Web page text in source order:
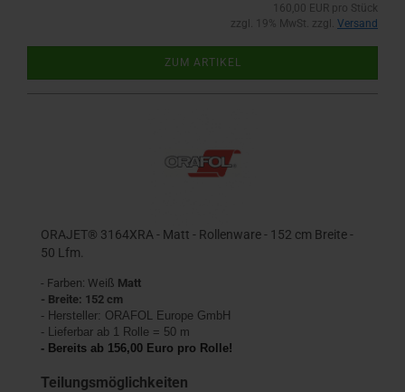
160,00 EUR pro Stück
zzgl. 19% MwSt. zzgl. Versand
ZUM ARTIKEL
ORAJET® 3164XRA - Matt - Rollenware - 152 cm Breite -
50 Lfm.
- Farben: Weiß Matt
- Breite: 152 cm
- Hersteller: ORAFOL Europe GmbH
- Lieferbar ab 1 Rolle = 50 m
- Bereits ab 156,00 Euro pro Rolle!
Teilungsmöglichkeiten